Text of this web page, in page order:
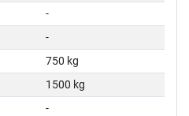
-
-
750 kg
1500 kg
-